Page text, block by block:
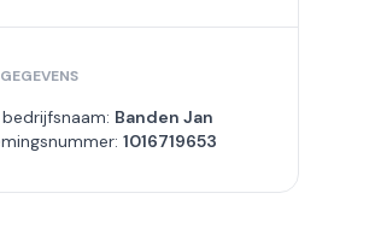
Banden Jan
1016719653